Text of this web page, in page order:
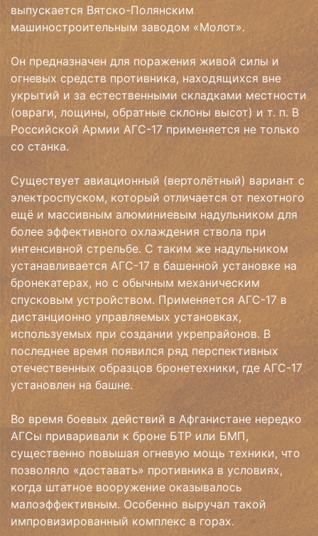
выпускается Вятско-Полянским
машиностроительным заводом «Молот».
Он предназначен для поражения живой силы и
огневых средств противника, находящихся вне
укрытий и за естественными складками местности
(овраги, лощины, обратные склоны высот) и т. п. В
Российской Армии АГС-17 применяется не только
со станка.
Существует авиационный (вертолётный) вариант с
электроспуском, который отличается от пехотного
ещё и массивным алюминиевым надульником для
более эффективного охлаждения ствола при
интенсивной стрельбе. С таким же надульником
устанавливается АГС-17 в башенной установке на
бронекатерах, но с обычным механическим
спусковым устройством. Применяется АГС-17 в
дистанционно управляемых установках,
используемых при создании укрепрайонов. В
последнее время появился ряд перспективных
отечественных образцов бронетехники, где АГС-17
установлен на башне.
Во время боевых действий в Афганистане нередко
АГСы приваривали к броне БТР или БМП,
существенно повышая огневую мощь техники, что
позволяло «доставать» противника в условиях,
когда штатное вооружение оказывалось
малоэффективным. Особенно выручал такой
импровизированный комплекс в горах.